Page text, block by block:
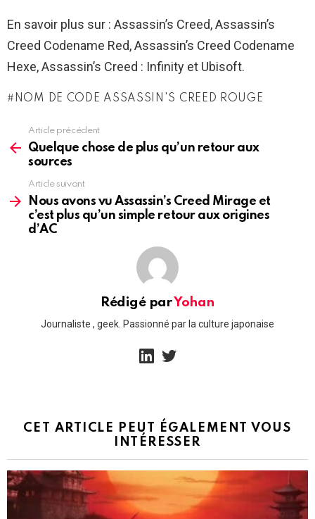
En savoir plus sur : Assassin’s Creed, Assassin’s
Creed Codename Red, Assassin’s Creed Codename
Hexe, Assassin’s Creed : Infinity et Ubisoft.
NOM DE CODE ASSASSIN'S CREED ROUGE
more
Article précédent
Quelque chose de plus qu’un retour aux
sources
Article suivant
Nous avons vu Assassin’s Creed Mirage et
c’est plus qu’un simple retour aux origines
d’AC
Rédigé parYohan
Journaliste , geek. Passionné par la culture japonaise
linkedin
CET ARTICLE PEUT ÉGALEMENT VOUS
INTÉRESSER